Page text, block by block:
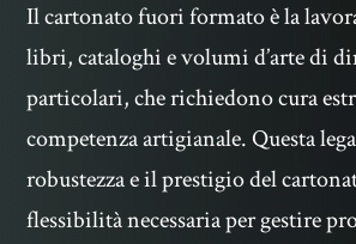
Il cartonato fuori formato è la
libri, cataloghi e volumi d’arte di
particolari, che richiedono cura
competenza artigianale. Questa
robustezza e il prestigio del
flessibilità necessaria per gestire